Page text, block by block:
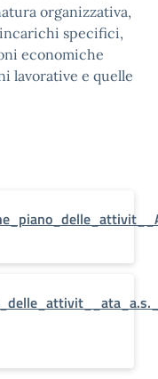
organizzativa,
specifici,
economiche
lavorative e quelle